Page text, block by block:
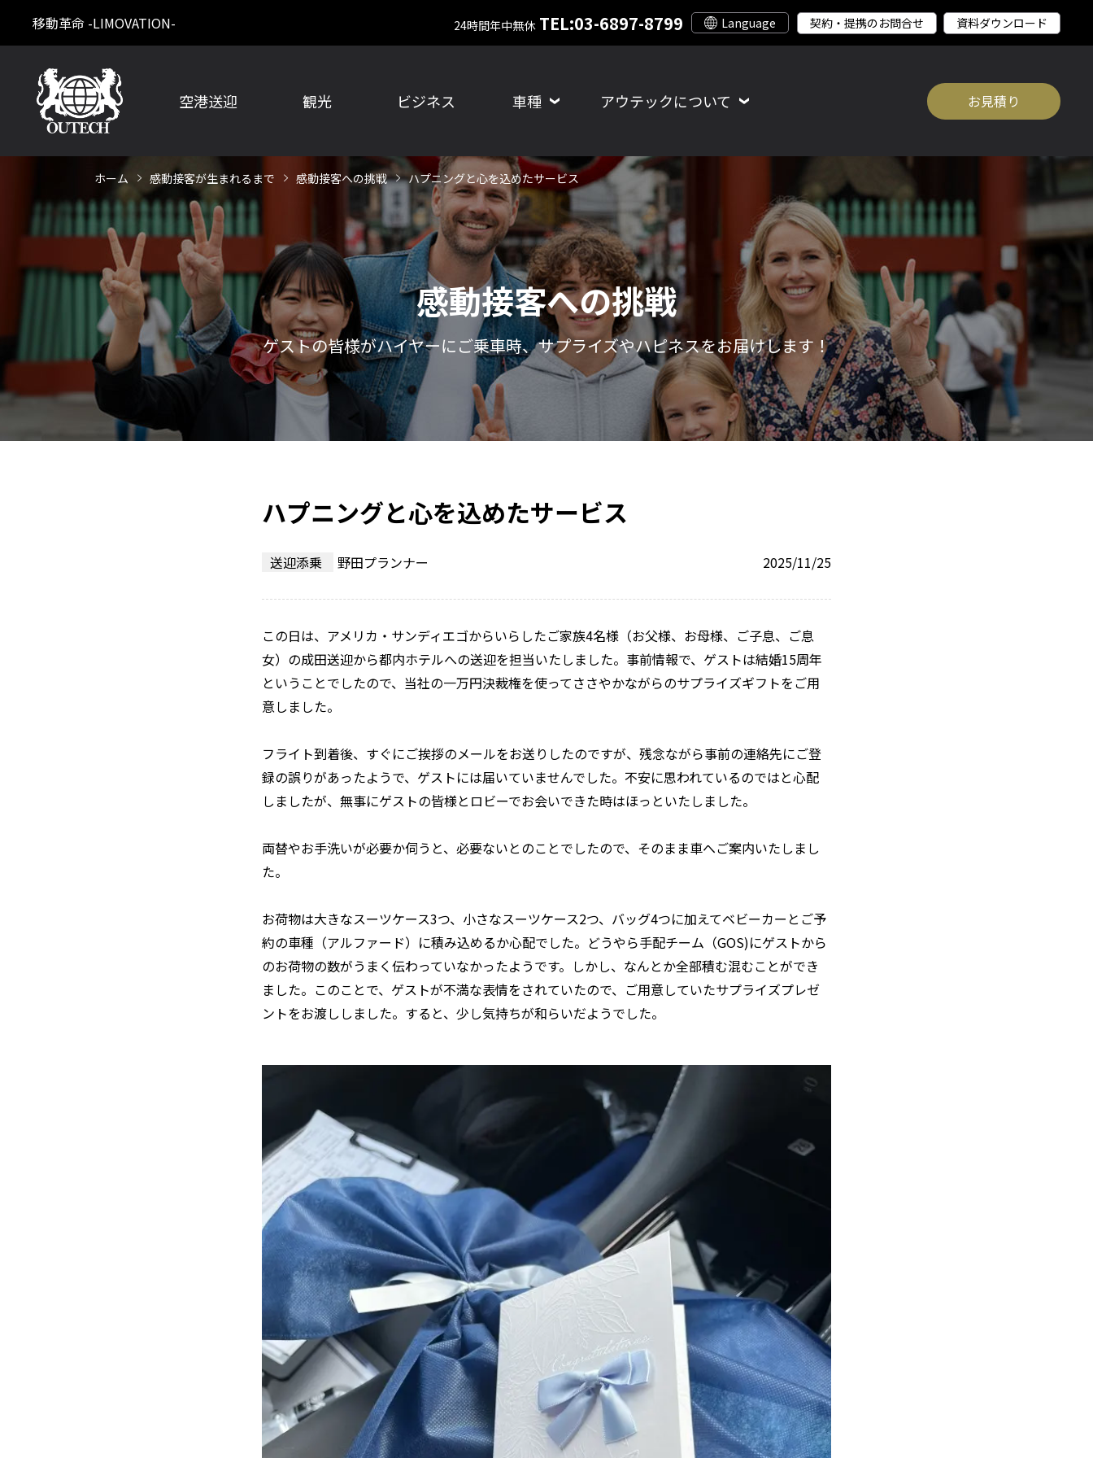
移動革命 -LIMOVATION- 24時間年中無休 TEL:03-6897-8799 契約・提携のお問合せ 資料ダウンロード
空港送迎 観光 ビジネス 車種 アウテックについて お見積り
ホーム 感動接客が生まれるまで 感動接客への挑戦 ハプニングと心を込めたサービス
感動接客への挑戦
ゲストの皆様がハイヤーにご乗車時、サプライズやハピネスをお届けします！
ハプニングと心を込めたサービス
送迎添乗 野田プランナー 2025/11/25
この日は、アメリカ・サンディエゴからいらしたご家族4名様（お父様、お母様、ご子息、ご息
女）の成田送迎から都内ホテルへの送迎を担当いたしました。事前情報で、ゲストは結婚15周年
ということでしたので、当社の一万円決裁権を使ってささやかながらのサプライズギフトをご用
意しました。
フライト到着後、すぐにご挨拶のメールをお送りしたのですが、残念ながら事前の連絡先にご登
録の誤りがあったようで、ゲストには届いていませんでした。不安に思われているのではと心配
しましたが、無事にゲストの皆様とロビーでお会いできた時はほっといたしました。
両替やお手洗いが必要か伺うと、必要ないとのことでしたので、そのまま車へご案内いたしまし
た。
お荷物は大きなスーツケース3つ、小さなスーツケース2つ、バッグ4つに加えてベビーカーとご予
約の車種（アルファード）に積み込めるか心配でした。どうやら手配チーム（GOS)にゲストから
のお荷物の数がうまく伝わっていなかったようです。しかし、なんとか全部積む混むことができ
ました。このことで、ゲストが不満な表情をされていたので、ご用意していたサプライズプレゼ
ントをお渡ししました。すると、少し気持ちが和らいだようでした。